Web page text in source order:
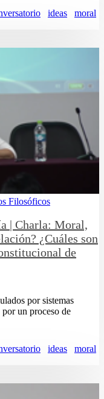
ideas
moral
Filosóficos
| Charla: Moral,
¿Cuáles son
de
por sistemas
un proceso de
ideas
moral